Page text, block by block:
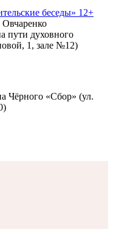
беседы» 12+
пути духовного
1, зале №12)
Чёрного «Сбор» (ул.